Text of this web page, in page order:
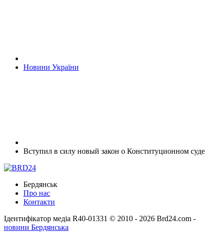
Новини України
Вступил в силу новый закон о Конституционном суде
Бердянськ
Про нас
Контакти
Ідентифікатор медіа R40-01331 © 2010 - 2026 Brd24.com -
новини Бердянська